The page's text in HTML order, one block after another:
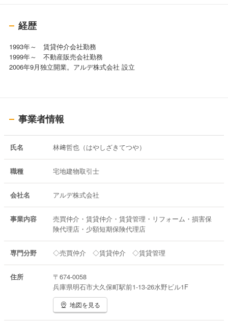
経歴
1993年～ 賃貸仲介会社勤務
1999年～ 不動産販売会社勤務
2006年9月独立開業。アルデ株式会社 設立
事業者情報
氏名 林﨑哲也（はやしざきてつや）
職種 宅地建物取引士
会社名 アルデ株式会社
事業内容
売買仲介・賃貸仲介・賃貸管理・リフォーム・損害保
険代理店・少額短期保険代理店
専門分野 ◇売買仲介 ◇賃貸仲介 ◇賃貸管理
住所
〒674-0058
兵庫県明石市大久保町駅前1-13-26水野ビル1F
地図を見る